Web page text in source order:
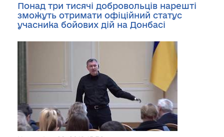
Понад три тисячі добровольців нарешті
зможуть отримати офіційний статус
учасника бойових дій на Донбасі